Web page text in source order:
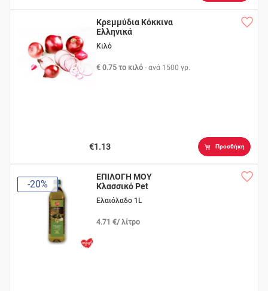
Κρεμμύδια Κόκκινα
Ελληνικά
Κιλό
€ 0.75 το κιλό - ανά 1500 γρ.
€1.13 Προσθήκη
-20%
ΕΠΙΛΟΓΗ ΜΟΥ
Κλασσικό Pet
Ελαιόλαδο 1L
4.71 €/ λίτρο